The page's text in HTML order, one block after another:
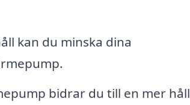
kan du minska dina
bidrar du till en mer